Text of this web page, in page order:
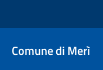
Comune di Merì